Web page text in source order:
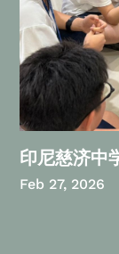
印尼慈济中
Feb 27, 2026